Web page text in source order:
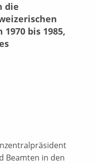
die
bis 1985,
Beamten in den